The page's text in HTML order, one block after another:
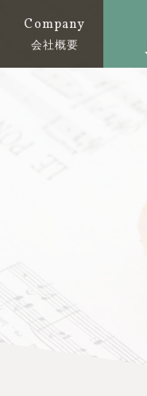
会社概要
Company